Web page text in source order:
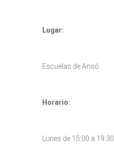
Lugar:
Escuelas de Ansó
Horario:
Lunes de 15:00 a 19:30